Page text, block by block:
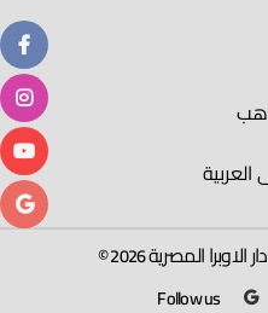
دار الاوبرا المصرية2026 ©
Follow us